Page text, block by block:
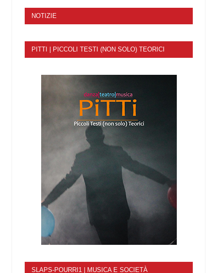
NOTIZIE
PITTI | PICCOLI TESTI (NON SOLO) TEORICI
SLAPS-POURRI1 | MUSICA E SOCIETÀ